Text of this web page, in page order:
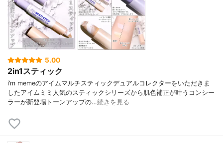
5.00
2in1スティック
i’m memeのアイムマルチスティックデュアルコレクターをいただきま
したアイムミミ人気のスティックシリーズから肌色補正が叶うコンシー
ラーが新登場トーンアップの…続きを見る